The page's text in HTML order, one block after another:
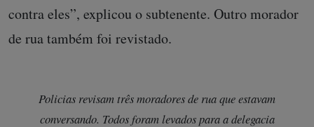
contra eles”, explicou o subtenente. Outro morador
de rua também foi revistado.
Policias revisam três moradores de rua que estavam
conversando. Todos foram levados para a delegacia